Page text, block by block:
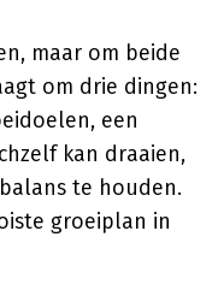
maar om beide
om drie dingen:
een
kan draaien,
te houden.
groeiplan in